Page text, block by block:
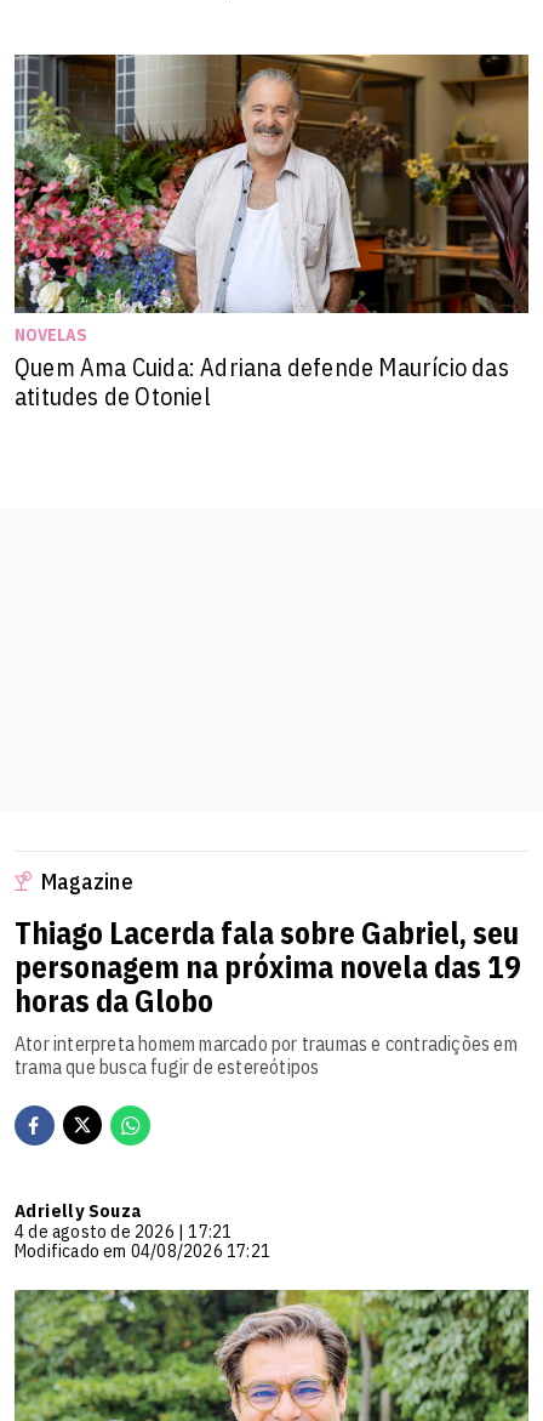
NOVELAS
Quem Ama Cuida: Adriana defende Maurício das
atitudes de Otoniel
Magazine
Thiago Lacerda fala sobre Gabriel, seu
personagem na próxima novela das 19
horas da Globo
Ator interpreta homem marcado por traumas e contradições em
trama que busca fugir de estereótipos
Adrielly Souza
4 de agosto de 2026 | 17:21
Modificado em 04/08/2026 17:21